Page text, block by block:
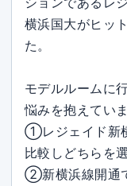
横浜国大がヒッ
た。
モデルルームに
悩みを抱えていま
①レジェイド新
比較しどちらを
②新横浜線開通